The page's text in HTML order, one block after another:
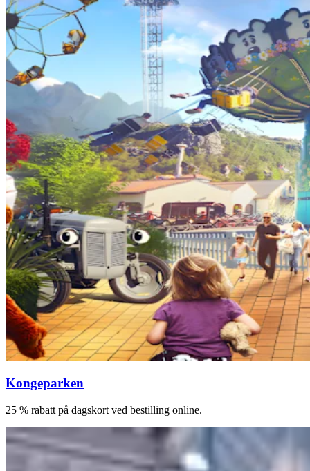
Kongeparken
25 % rabatt på dagskort ved bestilling online.